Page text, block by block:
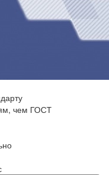
чем ГОСТ